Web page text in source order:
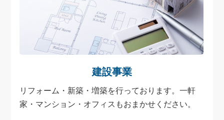
建設事業
リフォーム・新築・増築を行っております。一軒
家・マンション・オフィスもおまかせください。